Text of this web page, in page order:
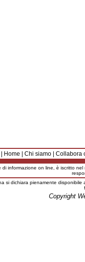
Home Chi siamo Collabora
informazione on line, è iscritto nel
si dichiara pienamente
Copyright